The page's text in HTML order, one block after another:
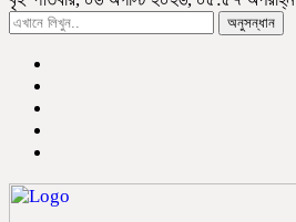
অনুসন্ধান